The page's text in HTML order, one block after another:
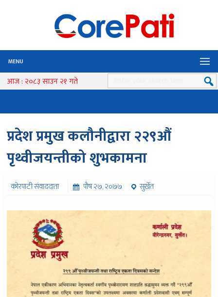
MENU
आज : २०८३ साउन २१ गते
प्रदेश प्रमुख कलौनीद्वारा २२९औं
पृथ्वीजयन्तीको शुभकामना
कोरपाटी संवाददाता पौष २७, २०७७
सुर्खेत